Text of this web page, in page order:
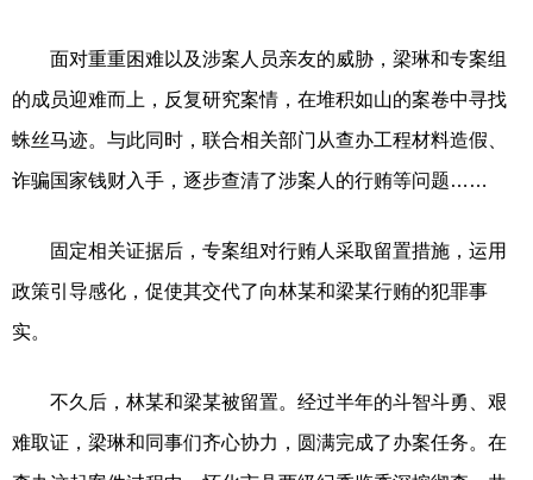
面对重重困难以及涉案人员亲友的威胁，梁琳和专案组
的成员迎难而上，反复研究案情，在堆积如山的案卷中寻找
蛛丝马迹。与此同时，联合相关部门从查办工程材料造假、
诈骗国家钱财入手，逐步查清了涉案人的行贿等问题……
固定相关证据后，专案组对行贿人采取留置措施，运用
政策引导感化，促使其交代了向林某和梁某行贿的犯罪事
实。
不久后，林某和梁某被留置。经过半年的斗智斗勇、艰
难取证，梁琳和同事们齐心协力，圆满完成了办案任务。在